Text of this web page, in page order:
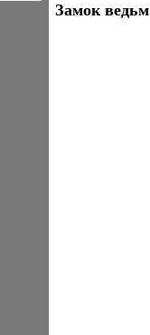
Замок